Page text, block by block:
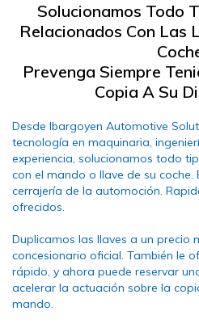
Solucionamos Todo
Relacionados Con Las
Prevenga Siempre
Copia A Su
Desde Ibargoyen Automotive
tecnología en maquinaria,
experiencia, solucionamos todo
con el mando o llave de su
cerrajería de la automoción.
ofrecidos.
Duplicamos las llaves a un precio
concesionario oficial. También le
rápido, y ahora puede reservar
acelerar la actuación sobre la
mando.